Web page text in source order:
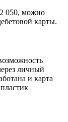
050, можно
карты.
личный
и карта